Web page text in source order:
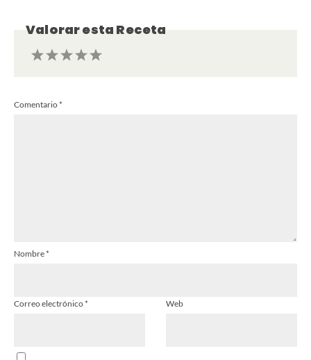
Valorar esta Receta
Estrellas
Estrella
Comentario*
Nombre*
Correo electrónico* Web